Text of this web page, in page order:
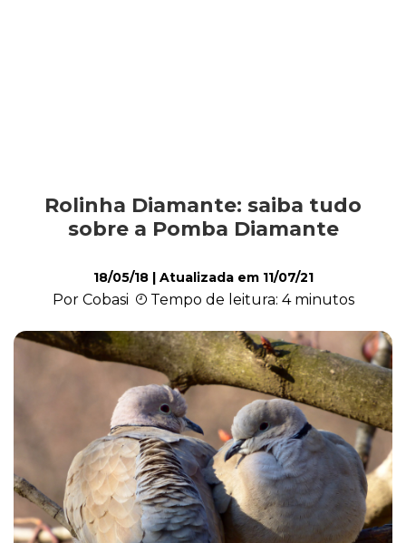
Saúde
Roedores
Répteis
Quiz
Plantas e Flores
Rolinha Diamante: saiba tudo
sobre a Pomba Diamante
18/05/18| Atualizada em 11/07/21
Por Cobasi Tempo de leitura: 4 minutos